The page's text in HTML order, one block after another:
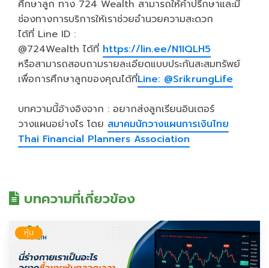
ศึกษาลูก ทาง 724 Wealth สามารถให้คำปรึกษาและมี
ช่องทางการบริการให้เราช่วยอำนวยความสะดวก
ได้ที่ Line ID :
@724Wealth ได้ที่ https://lin.ee/N1IQLH5
หรือสามารถสอบถามรายละเอียดแบบประกันสะสมทรัพย์
เพื่อการศึกษาลูกของคุณได้ที่Line: @SrikrungLife
บทความนี้อ้างอิงจาก : อยากส่งลูกเรียนอินเตอร์
วางแผนอย่างไร โดย สมาคมนักวางแผนการเงินไทย
Thai Financial Planners Association
บทความที่เกี่ยวข้อง
หุ้น